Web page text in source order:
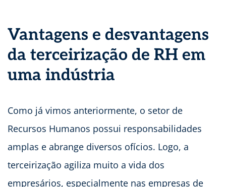
Vantagens e desvantagens
da terceirização de RH em
uma indústria
Como já vimos anteriormente, o setor de
Recursos Humanos possui responsabilidades
amplas e abrange diversos ofícios. Logo, a
terceirização agiliza muito a vida dos
empresários, especialmente nas empresas de